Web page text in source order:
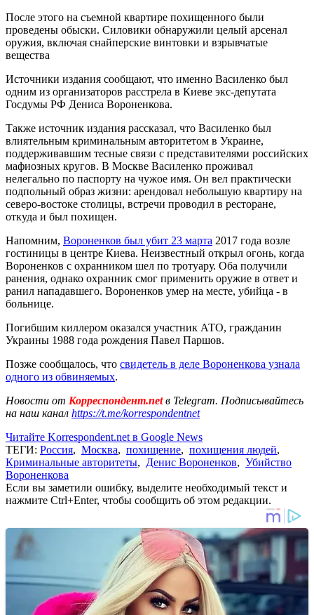
После этого на съемной квартире похищенного были
проведены обыски. Силовики обнаружили целый арсенал
оружия, включая снайперские винтовки и взрывчатые
вещества
Источники издания сообщают, что именно Василенко был
одним из организаторов расстрела в Киеве экс-депутата
Госдумы РФ Дениса Вороненкова.
Также источник издания рассказал, что Василенко был
влиятельным криминальным авторитетом в Украине,
поддерживавшим тесные связи с представителями российских
мафиозных кругов. В Москве Василенко проживал
нелегально по паспорту на чужое имя. Он вел практически
подпольный образ жизни: арендовал небольшую квартиру на
северо-востоке столицы, встречи проводил в ресторане,
откуда и был похищен.
Напомним, Вороненков был убит 23 марта 2017 года возле
гостиницы в центре Киева. Неизвестный открыл огонь, когда
Вороненков с охранником шел по тротуару. Оба получили
ранения, однако охранник смог применить оружие в ответ и
ранил нападавшего. Вороненков умер на месте, убийца - в
больнице.
Погибшим киллером оказался участник АТО, гражданин
Украины 1988 года рождения Павел Паршов.
Позже сообщалось, что свидетель в деле Вороненкова узнала
одного из обвиняемых.
Новости от Корреспондент.netв Telegram. Подписывайтесь
на наш канал https://t.me/korrespondentnet
Читайте Korrespondent.net в Google News
ТЕГИ: Россия, Москва, похищение, похищения людей,
Криминальные авторитеты, Денис Вороненков, Убийство
Вороненкова
Если вы заметили ошибку, выделите необходимый текст и
нажмите Ctrl+Enter, чтобы сообщить об этом редакции.